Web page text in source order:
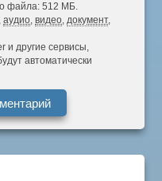
файла: 512 МБ.
,аудио,видео,документ,
и другие сервисы,
автоматически